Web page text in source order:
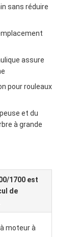
sans réduire
assure
pour rouleaux
et du
à grande
1700 est
de
moteur à